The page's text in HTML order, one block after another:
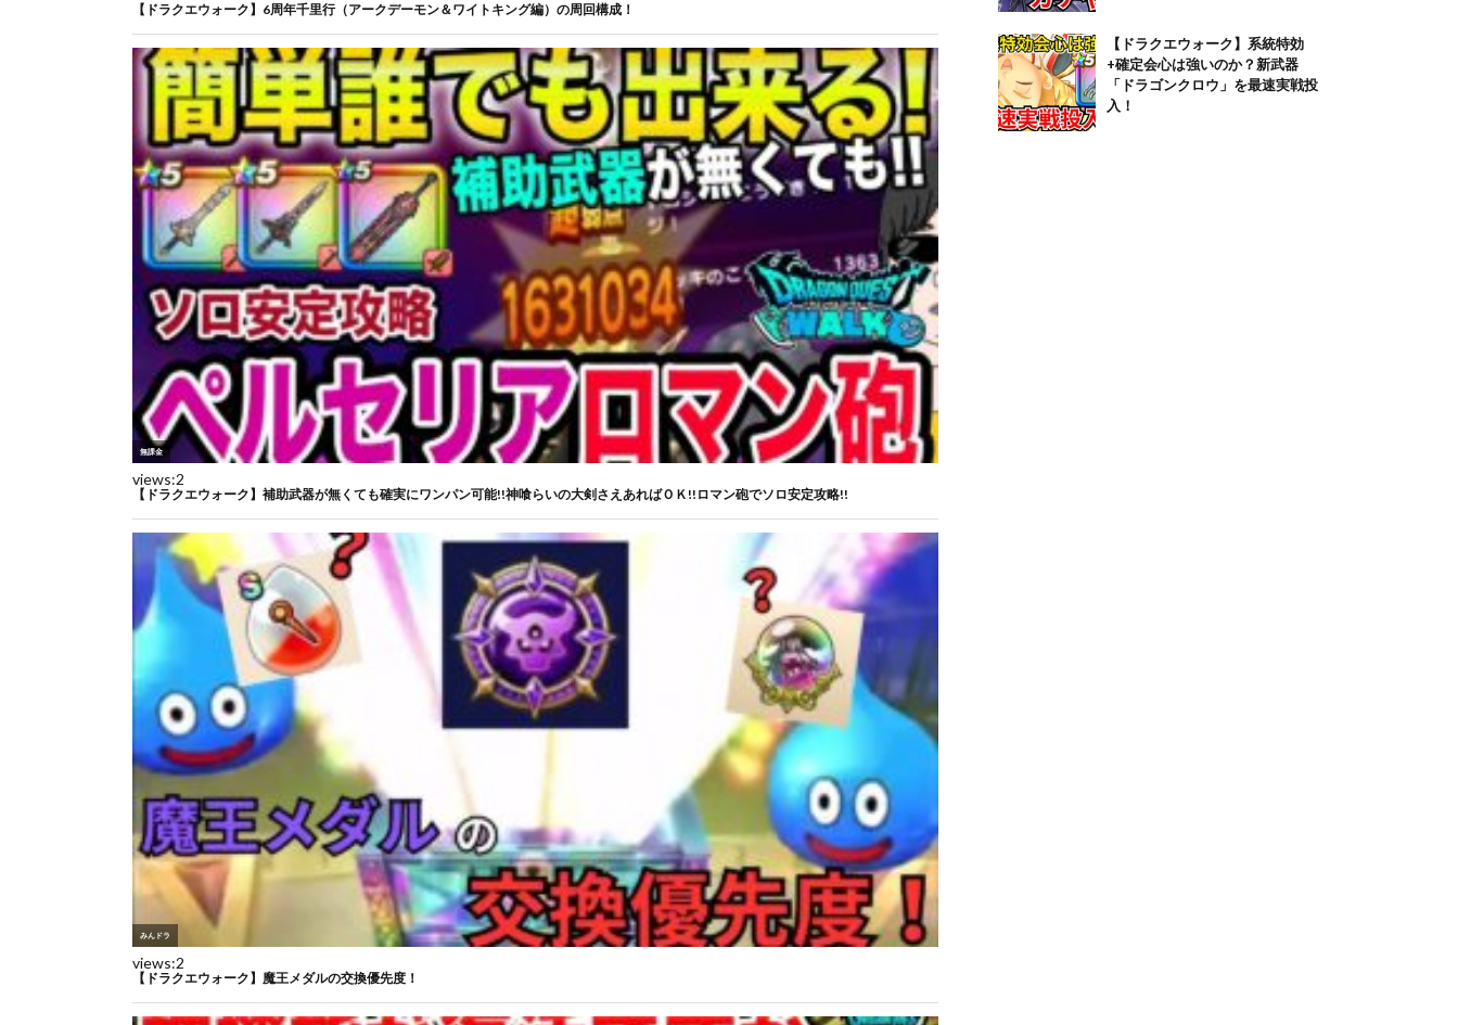
【ドラクエウォーク】系統特効
+確定会心は強いのか？新武器
「ドラゴンクロウ」を最速実戦投
入！